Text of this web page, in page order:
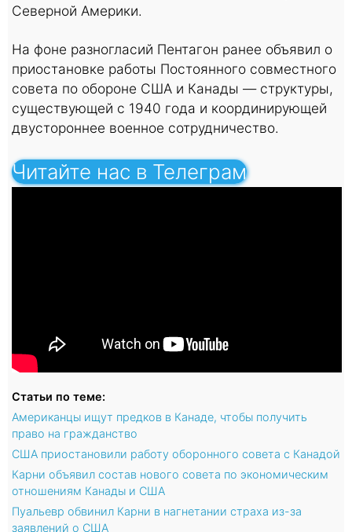
Северной Америки.
На фоне разногласий Пентагон ранее объявил о
приостановке работы Постоянного совместного
совета по обороне США и Канады — структуры,
существующей с 1940 года и координирующей
двустороннее военное сотрудничество.
Читайте нас в Телеграм
Статьи по теме:
Американцы ищут предков в Канаде, чтобы получить
право на гражданство
США приостановили работу оборонного совета с Канадой
Карни объявил состав нового совета по экономическим
отношениям Канады и США
Пуальевр обвинил Карни в нагнетании страха из-за
заявлений о США